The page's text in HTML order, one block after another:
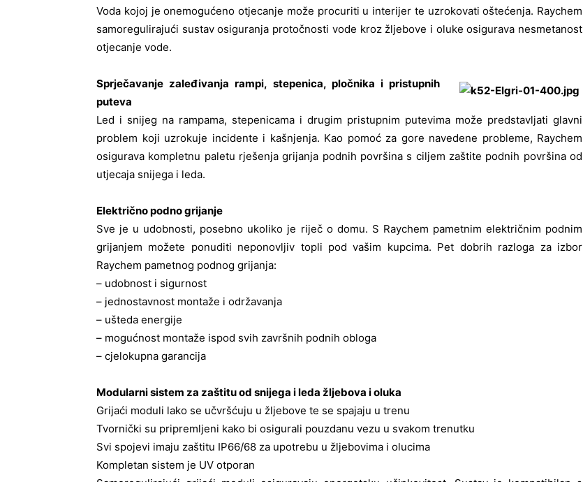
Voda kojoj je onemogućeno otjecanje može procuriti u interijer te uzrokovati oštećenja. Raychem
samoregulirajući sustav osiguranja protočnosti vode kroz žljebove i oluke osigurava nesmetanost
otjecanje vode.
Sprječavanje zaleđivanja rampi, stepenica, pločnika i pristupnih
puteva
Led i snijeg na rampama, stepenicama i drugim pristupnim putevima može predstavljati glavni
problem koji uzrokuje incidente i kašnjenja. Kao pomoć za gore navedene probleme, Raychem
osigurava kompletnu paletu rješenja grijanja podnih površina s ciljem zaštite podnih površina od
utjecaja snijega i leda.
Električno podno grijanje
Sve je u udobnosti, posebno ukoliko je riječ o domu. S Raychem pametnim električnim podnim
grijanjem možete ponuditi neponovljiv topli pod vašim kupcima. Pet dobrih razloga za izbor
Raychem pametnog podnog grijanja:
– udobnost i sigurnost
– jednostavnost montaže i održavanja
– ušteda energije
– mogućnost montaže ispod svih završnih podnih obloga
– cjelokupna garancija
Modularni sistem za zaštitu od snijega i leda žljebova i oluka
Grijaći moduli lako se učvršćuju u žljebove te se spajaju u trenu
Tvornički su pripremljeni kako bi osigurali pouzdanu vezu u svakom trenutku
Svi spojevi imaju zaštitu IP66/68 za upotrebu u žljebovima i olucima
Kompletan sistem je UV otporan